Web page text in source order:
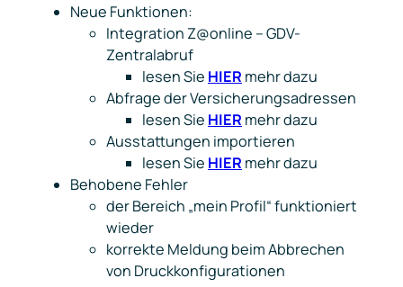
Neue Funktionen:
Integration Z@online – GDV-
Zentralabruf
lesen Sie HIER mehr dazu
Abfrage der Versicherungsadressen
lesen Sie HIER mehr dazu
Ausstattungen importieren
lesen Sie HIER mehr dazu
Behobene Fehler
der Bereich „mein Profil“ funktioniert
wieder
korrekte Meldung beim Abbrechen
von Druckkonfigurationen